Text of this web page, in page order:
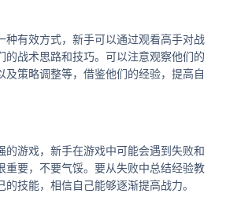
种有效方式，新手可以通过观看高手对战
的战术思路和技巧。可以注意观察他们的
及策略调整等，借鉴他们的经验，提高自
的游戏，新手在游戏中可能会遇到失败和
重要，不要气馁。要从失败中总结经验教
技能，相信自己能够逐渐提高战力。